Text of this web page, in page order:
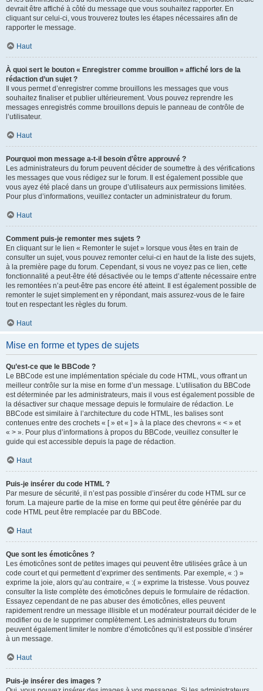
devrait être affiché à côté du message que vous souhaitez rapporter. En
cliquant sur celui-ci, vous trouverez toutes les étapes nécessaires afin de
rapporter le message.
Haut
À quoi sert le bouton « Enregistrer comme brouillon » affiché lors de la
rédaction d’un sujet ?
Il vous permet d’enregistrer comme brouillons les messages que vous
souhaitez finaliser et publier ultérieurement. Vous pouvez reprendre les
messages enregistrés comme brouillons depuis le panneau de contrôle de
l’utilisateur.
Haut
Pourquoi mon message a-t-il besoin d’être approuvé ?
Les administrateurs du forum peuvent décider de soumettre à des vérifications
les messages que vous rédigez sur le forum. Il est également possible que
vous ayez été placé dans un groupe d’utilisateurs aux permissions limitées.
Pour plus d’informations, veuillez contacter un administrateur du forum.
Haut
Comment puis-je remonter mes sujets ?
En cliquant sur le lien « Remonter le sujet » lorsque vous êtes en train de
consulter un sujet, vous pouvez remonter celui-ci en haut de la liste des sujets,
à la première page du forum. Cependant, si vous ne voyez pas ce lien, cette
fonctionnalité a peut-être été désactivée ou le temps d’attente nécessaire entre
les remontées n’a peut-être pas encore été atteint. Il est également possible de
remonter le sujet simplement en y répondant, mais assurez-vous de le faire
tout en respectant les règles du forum.
Haut
Mise en forme et types de sujets
Qu’est-ce que le BBCode ?
Le BBCode est une implémentation spéciale du code HTML, vous offrant un
meilleur contrôle sur la mise en forme d’un message. L’utilisation du BBCode
est déterminée par les administrateurs, mais il vous est également possible de
la désactiver sur chaque message depuis le formulaire de rédaction. Le
BBCode est similaire à l’architecture du code HTML, les balises sont
contenues entre des crochets « [ » et « ] » à la place des chevrons « < » et
« > ». Pour plus d’informations à propos du BBCode, veuillez consulter le
guide qui est accessible depuis la page de rédaction.
Haut
Puis-je insérer du code HTML ?
Par mesure de sécurité, il n’est pas possible d’insérer du code HTML sur ce
forum. La majeure partie de la mise en forme qui peut être générée par du
code HTML peut être remplacée par du BBCode.
Haut
Que sont les émoticônes ?
Les émoticônes sont de petites images qui peuvent être utilisées grâce à un
code court et qui permettent d’exprimer des sentiments. Par exemple, « :) »
exprime la joie, alors qu’au contraire, « :( » exprime la tristesse. Vous pouvez
consulter la liste complète des émoticônes depuis le formulaire de rédaction.
Essayez cependant de ne pas abuser des émoticônes, elles peuvent
rapidement rendre un message illisible et un modérateur pourrait décider de le
modifier ou de le supprimer complètement. Les administrateurs du forum
peuvent également limiter le nombre d’émoticônes qu’il est possible d’insérer
à un message.
Haut
Puis-je insérer des images ?